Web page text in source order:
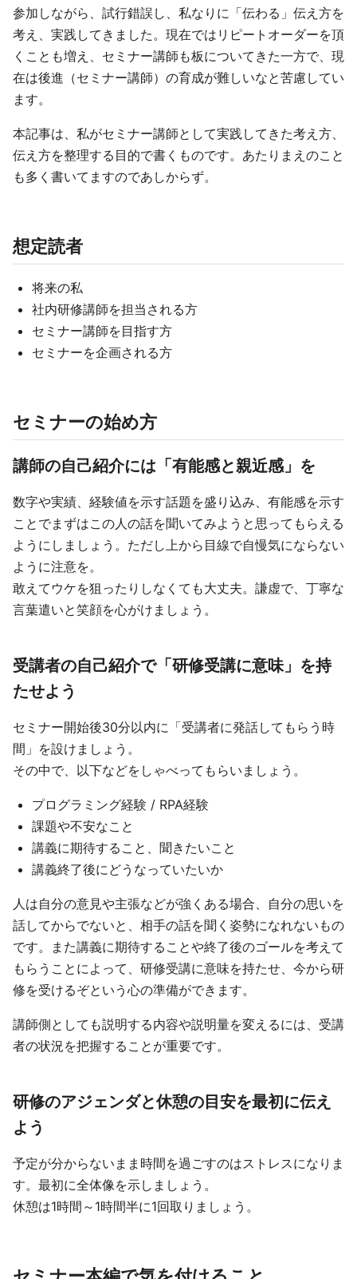
参加しながら、試行錯誤し、私なりに「伝わる」伝え方を
考え、実践してきました。現在ではリピートオーダーを頂
くことも増え、セミナー講師も板についてきた一方で、現
在は後進（セミナー講師）の育成が難しいなと苦慮してい
ます。
本記事は、私がセミナー講師として実践してきた考え方、
伝え方を整理する目的で書くものです。あたりまえのこと
も多く書いてますのであしからず。
想定読者
将来の私
社内研修講師を担当される方
セミナー講師を目指す方
セミナーを企画される方
セミナーの始め方
講師の自己紹介には「有能感と親近感」を
数字や実績、経験値を示す話題を盛り込み、有能感を示す
ことでまずはこの人の話を聞いてみようと思ってもらえる
ようにしましょう。ただし上から目線で自慢気にならない
ように注意を。
敢えてウケを狙ったりしなくても大丈夫。謙虚で、丁寧な
言葉遣いと笑顔を心がけましょう。
受講者の自己紹介で「研修受講に意味」を持
たせよう
セミナー開始後30分以内に「受講者に発話してもらう時
間」を設けましょう。
その中で、以下などをしゃべってもらいましょう。
プログラミング経験 / RPA経験
課題や不安なこと
講義に期待すること、聞きたいこと
講義終了後にどうなっていたいか
人は自分の意見や主張などが強くある場合、自分の思いを
話してからでないと、相手の話を聞く姿勢になれないもの
です。また講義に期待することや終了後のゴールを考えて
もらうことによって、研修受講に意味を持たせ、今から研
修を受けるぞという心の準備ができます。
講師側としても説明する内容や説明量を変えるには、受講
者の状況を把握することが重要です。
研修のアジェンダと休憩の目安を最初に伝え
よう
予定が分からないまま時間を過ごすのはストレスになりま
す。最初に全体像を示しましょう。
休憩は1時間～1時間半に1回取りましょう。